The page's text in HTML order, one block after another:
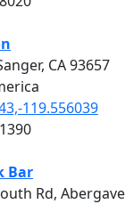
CA 93657
119.556039
Bar
Rd,